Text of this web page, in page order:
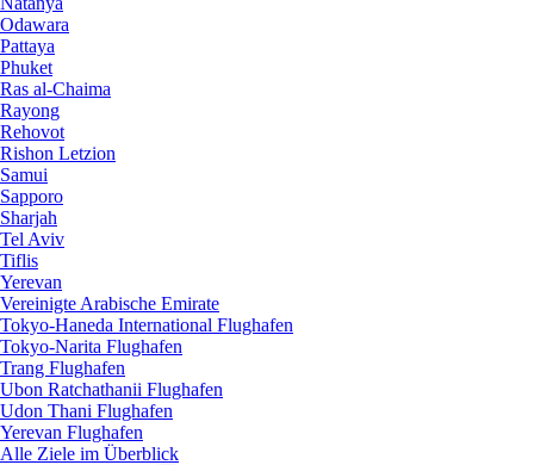
Odawara
Pattaya
Phuket
Ras al-Chaima
Rayong
Rehovot
Rishon Letzion
Samui
Sapporo
Sharjah
Tel Aviv
Tiflis
Yerevan
Vereinigte Arabische Emirate
Tokyo-Haneda International Flughafen
Tokyo-Narita Flughafen
Trang Flughafen
Ubon Ratchathanii Flughafen
Udon Thani Flughafen
Yerevan Flughafen
Alle Ziele im Überblick